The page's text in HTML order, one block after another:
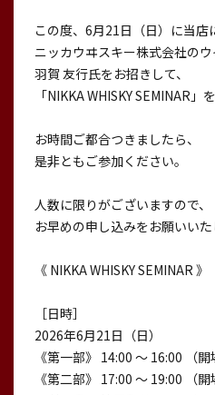
この度、6月21日（日）に当店
ニッカウヰスキー株式会社の
羽賀 友行氏をお招きして、
「NIKKA WHISKY SEMINAR」
お時間ご都合つきましたら、
是非ともご参加ください。
人数に限りがございますので、
お早めの申し込みをお願いいた
《 NIKKA WHISKY SEMINAR 》
［日時］
2026年6月21日（日）
《第一部》 14:00 〜 16:00 （開
《第二部》 17:00 〜 19:00 （開